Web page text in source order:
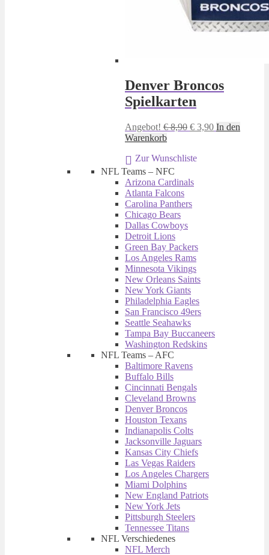
Denver Broncos
Spielkarten
Angebot! €8,90 Ursprünglicher
€ 8,90
€ 3,90Aktueller
In den
Warenkorb
Zur Wunschliste
NFL Teams – NFC
Arizona Cardinals
Atlanta Falcons
Carolina Panthers
Chicago Bears
Dallas Cowboys
Detroit Lions
Green Bay Packers
Los Angeles Rams
Minnesota Vikings
New Orleans Saints
New York Giants
Philadelphia Eagles
San Francisco 49ers
Seattle Seahawks
Tampa Bay Buccaneers
Washington Redskins
NFL Teams – AFC
Baltimore Ravens
Buffalo Bills
Cincinnati Bengals
Cleveland Browns
Denver Broncos
Houston Texans
Indianapolis Colts
Jacksonville Jaguars
Kansas City Chiefs
Las Vegas Raiders
Los Angeles Chargers
Miami Dolphins
New England Patriots
New York Jets
Pittsburgh Steelers
Tennessee Titans
NFL Verschiedenes
NFL Merch